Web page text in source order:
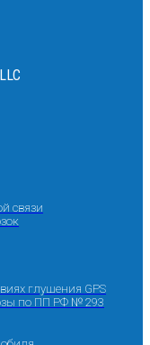
связи
глушения GPS
по ПП РФ № 293